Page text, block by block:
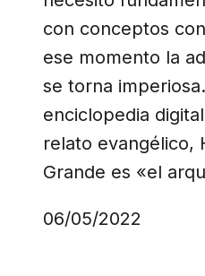
con conceptos
ese momento la
se torna
enciclopedia
relato evangélico,
Grande es «el
06/05/2022